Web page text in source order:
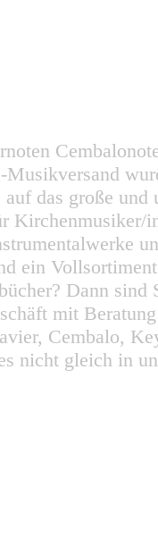
das große
ein
Dann
mit
Cembalo,
nicht gleich in